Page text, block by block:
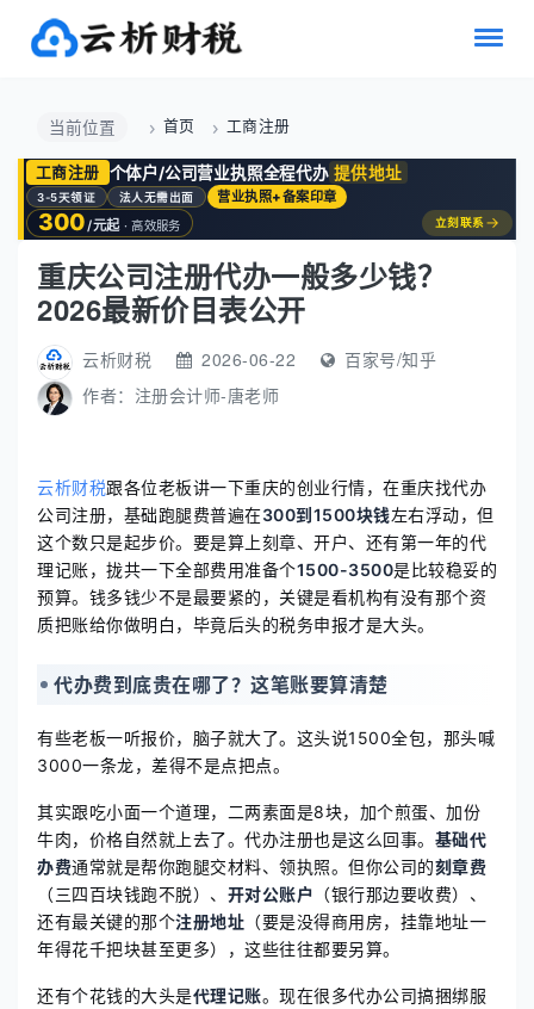
当前位置 首页 工商注册
工商注册 个体户/公司营业执照全程代办 提供地址
3-5天领证 法人无需出面 营业执照+备案印章
300/元起 · 高效服务 立刻联系 →
重庆公司注册代办一般多少钱？
2026最新价目表公开
云析财税 2026-06-22
百家号/知乎
作者： 注册会计师-唐老师
云析财税跟各位老板讲一下重庆的创业行情，在重庆找代办
公司注册，基础跑腿费普遍在300到1500块钱左右浮动，但
这个数只是起步价。要是算上刻章、开户、还有第一年的代
理记账，拢共一下全部费用准备个1500-3500是比较稳妥的
预算。钱多钱少不是最要紧的，关键是看机构有没有那个资
质把账给你做明白，毕竟后头的税务申报才是大头。
代办费到底贵在哪了？这笔账要算清楚
有些老板一听报价，脑子就大了。这头说1500全包，那头喊
3000一条龙，差得不是点把点。
其实跟吃小面一个道理，二两素面是8块，加个煎蛋、加份
牛肉，价格自然就上去了。代办注册也是这么回事。 基础代
办费通常就是帮你跑腿交材料、领执照。但你公司的刻章费
（三四百块钱跑不脱）、 开对公账户 （银行那边要收费）、
还有最关键的那个注册地址 （要是没得商用房，挂靠地址一
年得花千把块甚至更多），这些往往都要另算。
还有个花钱的大头是代理记账。现在很多代办公司搞捆绑服